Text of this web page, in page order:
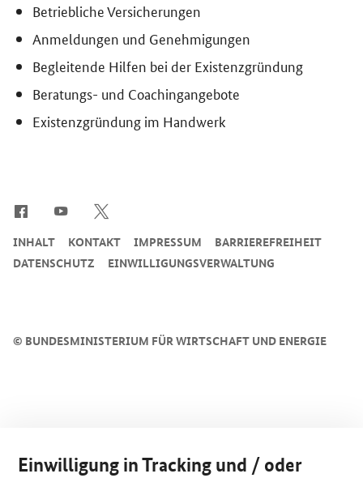
Betriebliche Versicherungen
Anmeldungen und Genehmigungen
Begleitende Hilfen bei der Existenzgründung
Beratungs- und Coachingangebote
Existenzgründung im Handwerk
© BUNDESMINISTERIUM FÜR WIRTSCHAFT UND ENERGIE
INHALT KONTAKT IMPRESSUM
BARRIEREFREIHEIT
DATENSCHUTZ
EINWILLIGUNGSVERWALTUNG
Einwilligung in Tracking und / oder